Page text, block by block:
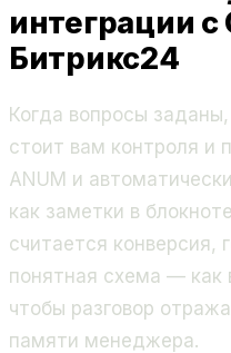
интеграции с
Битрикс24
Когда вопросы
стоит вам контроля и
ANUM и
как заметки в
считается конверсия,
понятная схема — как
чтобы разговор
памяти менеджера.